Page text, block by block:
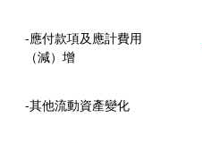
-應付款項及應計費用
（減）增
-其他流動資產變化